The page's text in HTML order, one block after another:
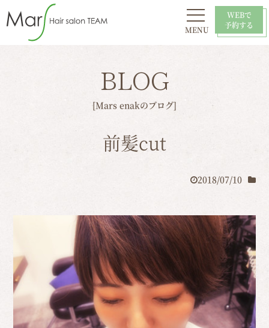
MENU
WEBで
予約する
BLOG
[Mars enakのブログ]
前髪cut
2018/07/10